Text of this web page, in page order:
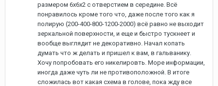
размером 6х6х2 с отверстием в середине. Всё
понравилось кроме того что, даже после того как я
полирую (200-400-800-1200-2000) всё равно не выходит
зеркальной поверхности, и еще и быстро тускнеет и
вообще выглядит не декоративно. Начал копать
думать что ж делать и пришел к вам, в гальванику.
Хочу попробовать его никелировть. Море информации,
иногда даже чуть ли не противоположной. В итоге
сложилась вот какая схема в голове, пока жду все